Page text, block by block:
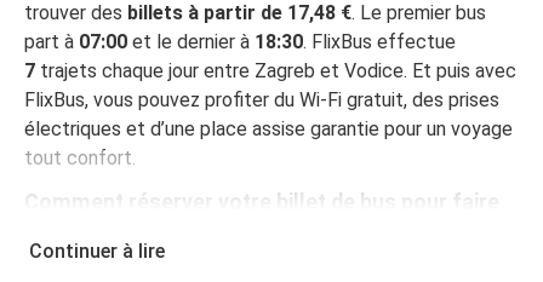
trouver des billets à partir de 17,48 €. Le premier bus
part à 07:00 et le dernier à 18:30. FlixBus effectue
7 trajets chaque jour entre Zagreb et Vodice. Et puis avec
FlixBus, vous pouvez profiter du Wi-Fi gratuit, des prises
électriques et d’une place assise garantie pour un voyage
tout confort.
Comment réserver votre billet de bus pour faire
Continuer à lire